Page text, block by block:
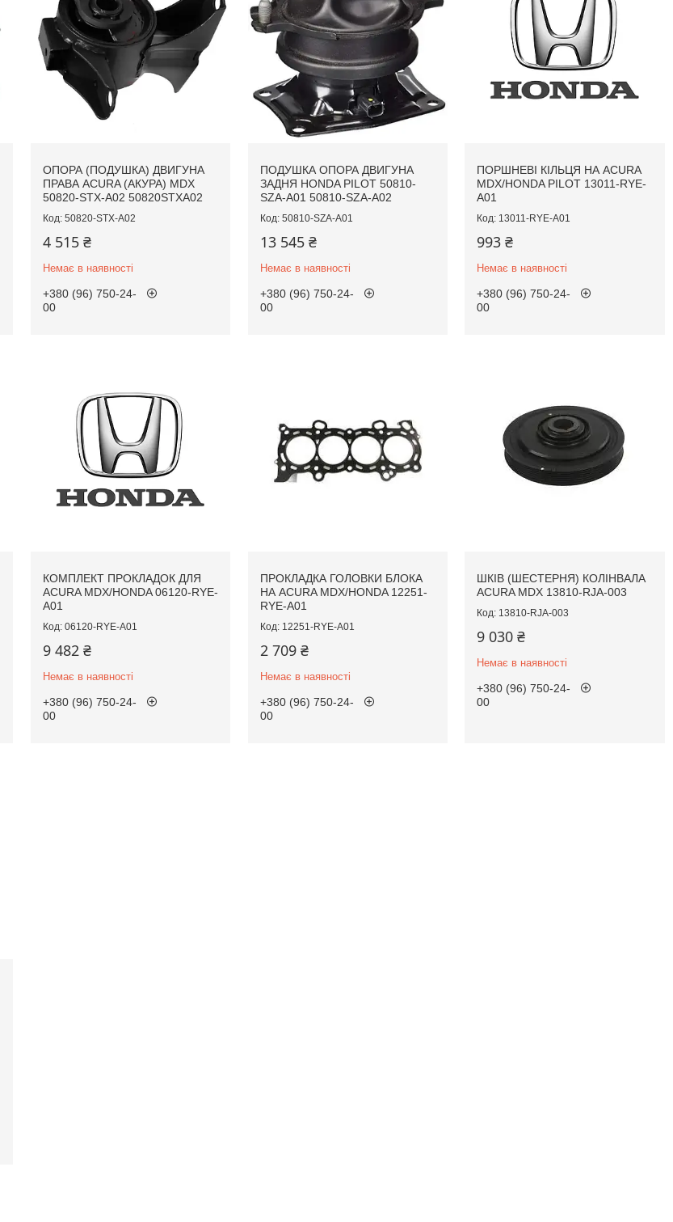
ОПОРА (ПОДУШКА) ДВИГУНА
ПРАВА ACURA (АКУРА) MDX
50820-STX-A02 50820STXA02
50820-STX-A02
4 515 ₴
Немає в наявності
+380 (96) 750-24-
00
ПОДУШКА ОПОРА ДВИГУНА
ЗАДНЯ HONDA PILOT 50810-
SZA-A01 50810-SZA-A02
50810-SZA-A01
13 545 ₴
Немає в наявності
+380 (96) 750-24-
00
ПОРШНЕВІ КІЛЬЦЯ НА ACURA
MDX/HONDA PILOT 13011-RYE-
A01
13011-RYE-A01
993 ₴
Немає в наявності
+380 (96) 750-24-
00
КОМПЛЕКТ ПРОКЛАДОК ДЛЯ
ACURA MDX/HONDA 06120-RYE-
A01
06120-RYE-A01
9 482 ₴
Немає в наявності
+380 (96) 750-24-
00
ПРОКЛАДКА ГОЛОВКИ БЛОКА
НА ACURA MDX/HONDA 12251-
RYE-A01
12251-RYE-A01
2 709 ₴
Немає в наявності
+380 (96) 750-24-
00
ШКІВ (ШЕСТЕРНЯ) КОЛІНВАЛА
ACURA MDX 13810-RJA-003
13810-RJA-003
9 030 ₴
Немає в наявності
+380 (96) 750-24-
00